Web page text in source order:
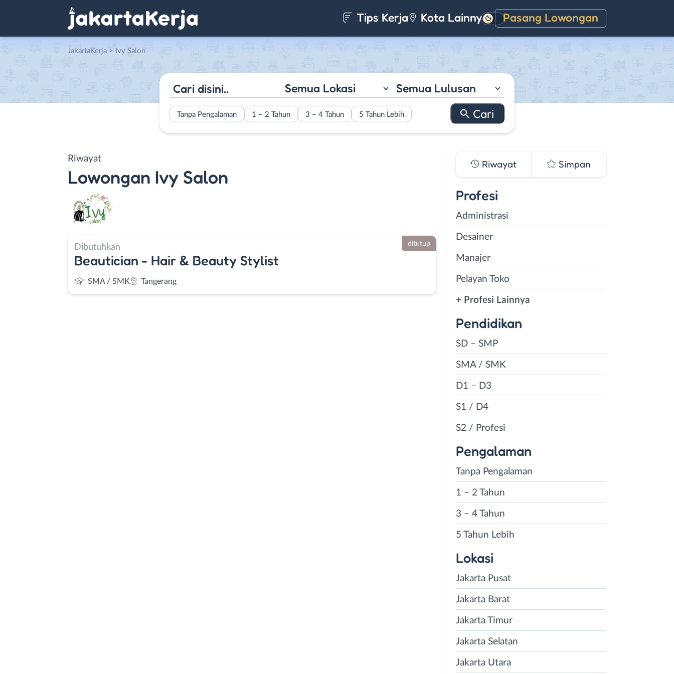
Tips Kerja Kota Lainnya Pasang Lowongan
Gelap
JakartaKerja > Ivy Salon
Semua Lokasi Semua Lulusan
Tanpa Pengalaman 1 – 2 Tahun 3 – 4 Tahun 5 Tahun Lebih
Riwayat
Lowongan Ivy Salon
Dibutuhkan
Beautician - Hair & Beauty Stylist
SMA / SMK Tangerang
ditutup
Riwayat Simpan
Profesi
Administrasi
Desainer
Manajer
Pelayan Toko
+ Profesi Lainnya
Pendidikan
SD – SMP
SMA / SMK
D1 – D3
S1 / D4
S2 / Profesi
Pengalaman
Tanpa Pengalaman
1 – 2 Tahun
3 – 4 Tahun
5 Tahun Lebih
Lokasi
Jakarta Pusat
Jakarta Barat
Jakarta Timur
Jakarta Selatan
Jakarta Utara